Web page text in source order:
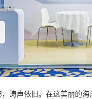
涛声依旧。在这美丽的